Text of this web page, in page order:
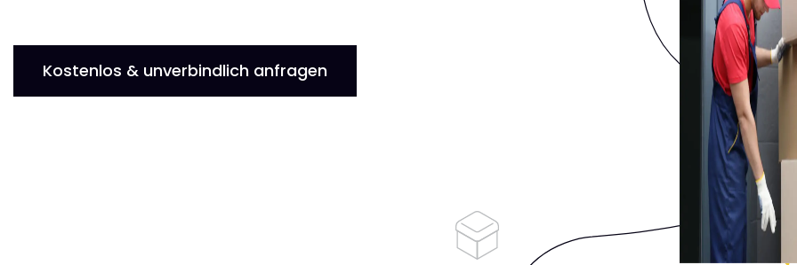
Kostenlos & unverbindlich anfragen